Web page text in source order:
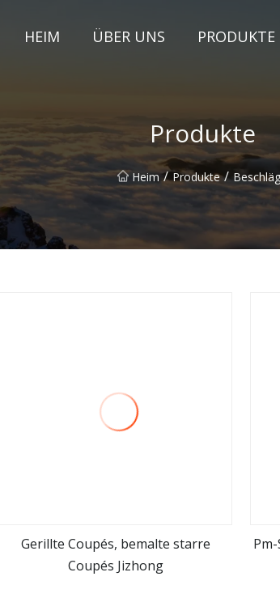
HEIM ÜBER UNS PRODUKTE
Produkte
Heim / Produkte /
mehr sehen
Gerillte Coupés, bemalte starre
Coupés Jizhong